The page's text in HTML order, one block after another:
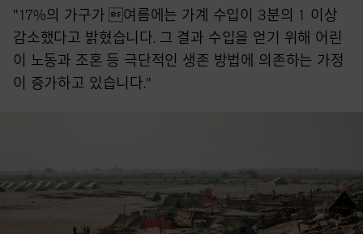
"17%의 가구가 여름에는 가계 수입이 3분의 1 이상
감소했다고 밝혔습니다. 그 결과 수입을 얻기 위해 어린
이 노동과 조혼 등 극단적인 생존 방법에 의존하는 가정
이 증가하고 있습니다."